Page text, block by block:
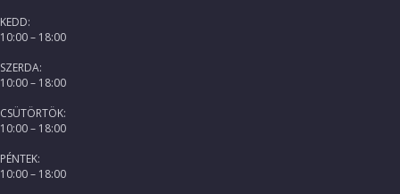
KEDD:
10:00 – 18:00
SZERDA:
10:00 – 18:00
CSÜTÖRTÖK:
10:00 – 18:00
PÉNTEK:
10:00 – 18:00